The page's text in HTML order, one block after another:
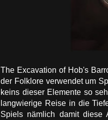
The Excavation of Hob's
der Folklore verwendet um
keins dieser Elemente so
langwierige Reise in die
Spiels nämlich damit diese